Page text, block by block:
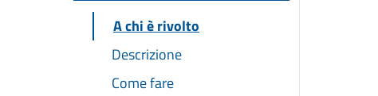
A chi è rivolto
Descrizione
Come fare